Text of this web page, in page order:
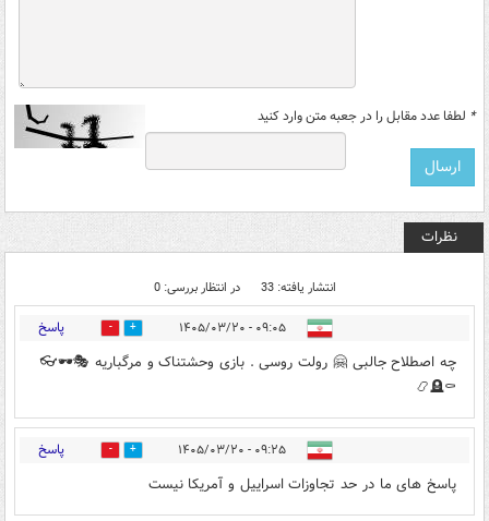
* لطفا عدد مقابل را در جعبه متن وارد کنید
نظرات
انتشار یافته: 33 در انتظار بررسی: 0
۰۹:۰۵ - ۱۴۰۵/۰۳/۲۰ 4 پاسخ
چه اصطلاح جالبی 🤗 رولت روسی . بازی وحشتناک و مرگباریه 🎭🕶️👓
⚰️🪦📿
۰۹:۲۵ - ۱۴۰۵/۰۳/۲۰ 0 پاسخ
پاسخ های ما در حد تجاوزات اسراییل و آمریکا نیست